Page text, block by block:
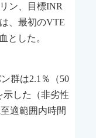
ン、目標INR
、最初のVTE
とした。
群は2.1％（50
示した（非劣性
適範囲内時間